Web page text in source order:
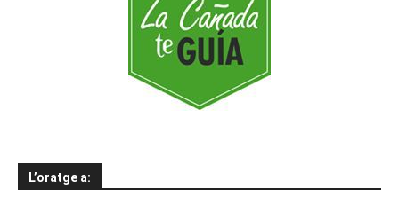
L’oratge a: